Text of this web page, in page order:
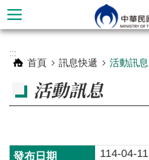
跳到主要內容區塊
階
:::
首頁
訊息快遞 活動訊息
活動訊息
114-04-11